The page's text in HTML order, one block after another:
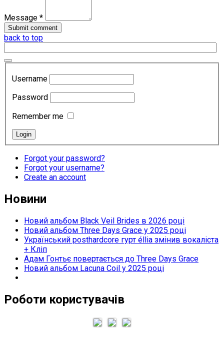
Message *
back to top
Username
Password
Remember me
Forgot your password?
Forgot your username?
Create an account
Новини
Новий альбом Black Veil Brides в 2026 році
Новий альбом Three Days Grace у 2025 році
Український posthardcore гурт éllia змінив вокаліста
+ Кліп
Адам Гонтьє повертається до Three Days Grace
Новий альбом Lacuna Coil у 2025 році
Роботи користувачів